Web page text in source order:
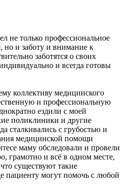
не только профессиональное
но и заботу и внимание к
заботятся о своих
и всегда готовы
коллективу медицинского
и профессиональную
ездили с моей
поликлиники и другие
сталкивались с грубостью и
медицинской помощи
маму обследовали и провели
грамотно и всё в одном месте,
существуют такие
пациенту могут помочь с любой